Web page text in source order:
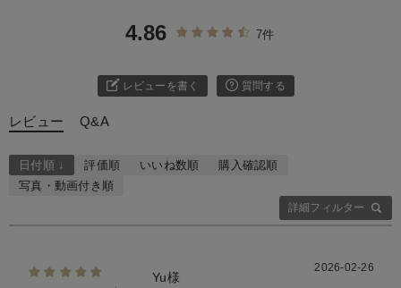
4.86 7件
レビューを書く 質問する
レビュー Q&A
詳細フィルター
日付順 ↓ 評価順 いいね数順
購入確認順
写真・動画付き順
Yu様
2026-02-26